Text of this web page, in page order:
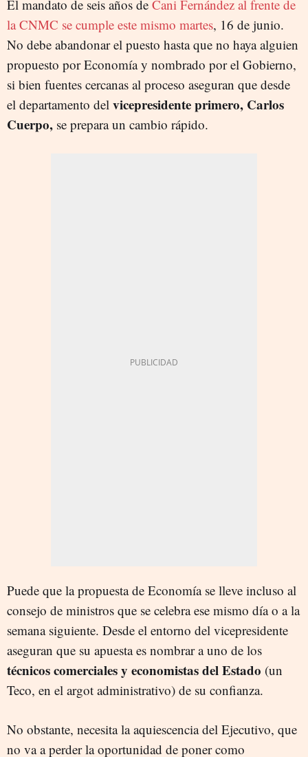
El mandato de seis años de Cani Fernández al frente de
la CNMC se cumple este mismo martes, 16 de junio.
No debe abandonar el puesto hasta que no haya alguien
propuesto por Economía y nombrado por el Gobierno,
si bien fuentes cercanas al proceso aseguran que desde
el departamento del vicepresidente primero, Carlos
Cuerpo, se prepara un cambio rápido.
Puede que la propuesta de Economía se lleve incluso al
consejo de ministros que se celebra ese mismo día o a la
semana siguiente. Desde el entorno del vicepresidente
aseguran que su apuesta es nombrar a uno de los
técnicos comerciales y economistas del Estado (un
Teco, en el argot administrativo) de su confianza.
No obstante, necesita la aquiescencia del Ejecutivo, que
no va a perder la oportunidad de poner como